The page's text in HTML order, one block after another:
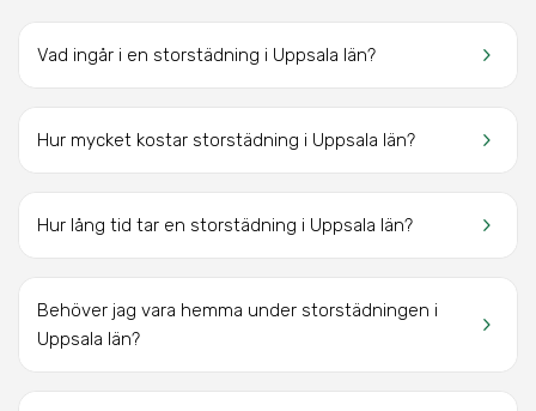
keyboard_arrow_right
Vad ingår i en storstädning i Uppsala län?
keyboard_arrow_right
Hur mycket kostar storstädning i Uppsala län?
keyboard_arrow_right
Hur lång tid tar en storstädning i Uppsala län?
keyboard_arrow_right
Behöver jag vara hemma under storstädningen i
Uppsala län?